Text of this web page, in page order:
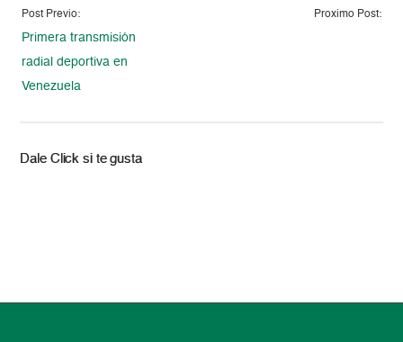
Post Previo:
Primera transmisión
radial deportiva en
Venezuela
Proximo Post:
Dale Click si te gusta